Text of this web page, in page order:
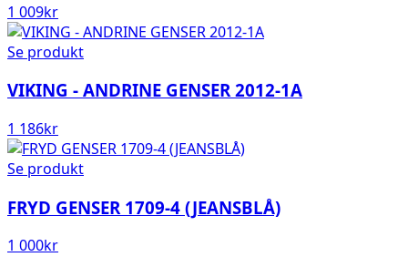
1 009kr
Se produkt
VIKING - ANDRINE GENSER 2012-1A
1 186kr
Se produkt
FRYD GENSER 1709-4 (JEANSBLÅ)
1 000kr